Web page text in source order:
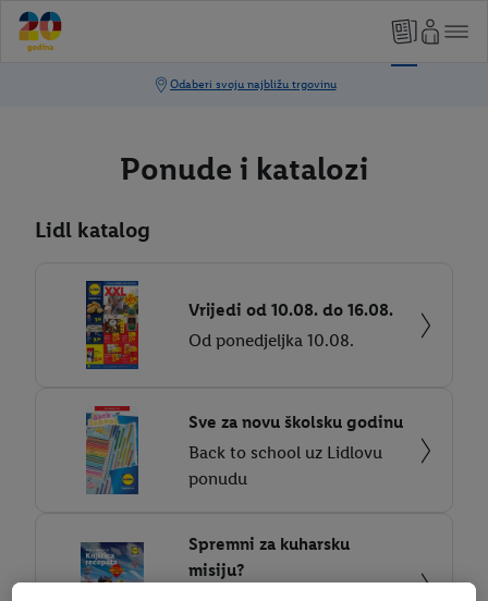
Ponude i katalozi
Lidl katalog
Vrijedi od 10.08. do 16.08.
Od ponedjeljka 10.08.
Sve za novu školsku godinu
Back to school uz Lidlovu
ponudu
Spremni za kuharsku
misiju?